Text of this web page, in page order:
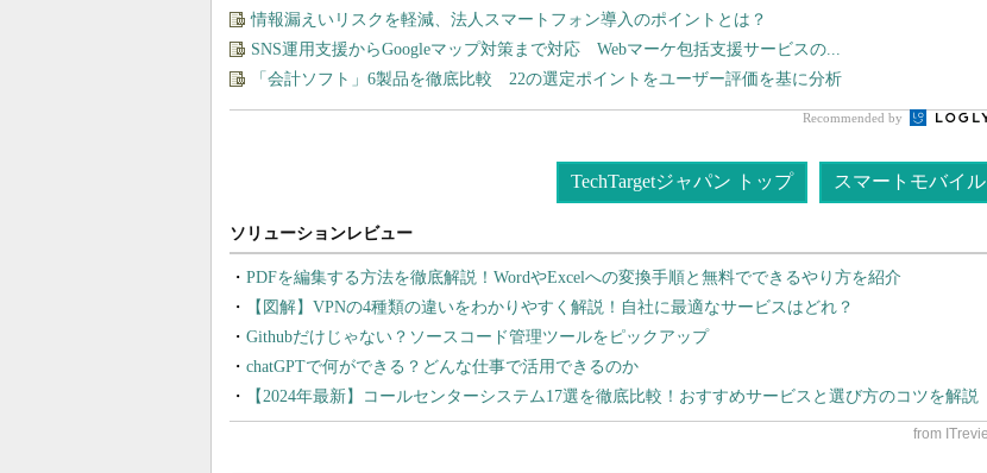
情報漏えいリスクを軽減、法人スマートフォン導入のポイントとは？
SNS運用支援からGoogleマップ対策まで対応 Webマーケ包括支援サービスの...
「会計ソフト」6製品を徹底比較 22の選定ポイントをユーザー評価を基に分析
Recommended by
TechTargetジャパン トップ スマートモバイル
PDFを編集する方法を徹底解説！WordやExcelへの変換手順と無料でできるやり方を紹介
【図解】VPNの4種類の違いをわかりやすく解説！自社に最適なサービスはどれ？
Githubだけじゃない？ソースコード管理ツールをピックアップ
chatGPTで何ができる？どんな仕事で活用できるのか
【2024年最新】コールセンターシステム17選を徹底比較！おすすめサービスと選び方のコツを解説